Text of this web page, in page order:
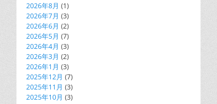
2026年8月 (1)
2026年7月 (3)
2026年6月 (2)
2026年5月 (7)
2026年4月 (3)
2026年3月 (2)
2026年1月 (3)
2025年12月 (7)
2025年11月 (3)
2025年10月 (3)